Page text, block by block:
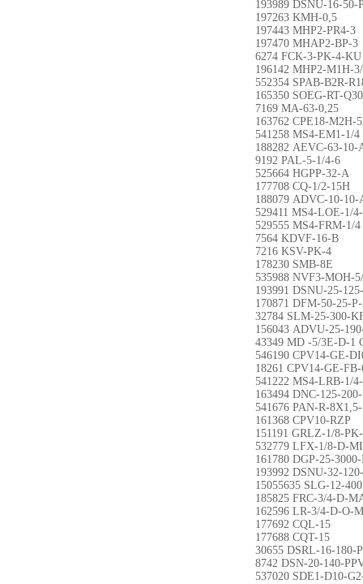
193989 DSNU-16-50-
197263 KMH-0,5
197443 MHP2-PR4-3
197470 MHAP2-BP-3
6274 FCK-3-PK-4-KU
196142 MHP2-M1H-
552354 SPAB-B2R-
165350 SOEG-RT-
7169 MA-63-0,25
163762 CPE18-M2H-
541258 MS4-EM1-1/4
188282 AEVC-63-10-
9192 PAL-5-1/4-6
525664 HGPP-32-A
177708 CQ-1/2-15H
188079 ADVC-10-10-
529411 MS4-LOE-1/
529555 MS4-FRM-1/4
7564 KDVF-16-B
7216 KSV-PK-4
178230 SMB-8E
535988 NVF3-MOH-
193991 DSNU-25-
170871 DFM-50-25-
32784 SLM-25-300-
156043 ADVU-25-
43349 MD -5/3E-D-1
546190 CPV14-GE-
18261 CPV14-GE-FB-
541222 MS4-LRB-1/
163494 DNC-125-
541676 PAN-R-
161368 CPV10-RZP
151191 GRLZ-1/8-
532779 LFX-1/8-D-
161780 DGP-25-
193992 DSNU-32-
15055635 SLG-12-400
185825 FRC-3/4-D-
162596 LR-3/4-D-O-
177692 CQL-15
177688 CQT-15
30655 DSRL-16-180-
8742 DSN-20-140-
537020 SDE1-D10-